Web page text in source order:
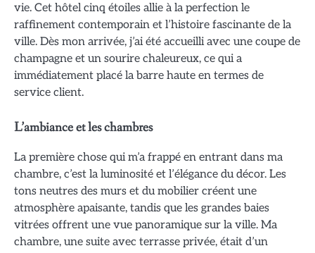
vie. Cet hôtel cinq étoiles allie à la perfection le
raffinement contemporain et l’histoire fascinante de la
ville. Dès mon arrivée, j’ai été accueilli avec une coupe de
champagne et un sourire chaleureux, ce qui a
immédiatement placé la barre haute en termes de
service client.
L’ambiance et les chambres
La première chose qui m’a frappé en entrant dans ma
chambre, c’est la luminosité et l’élégance du décor. Les
tons neutres des murs et du mobilier créent une
atmosphère apaisante, tandis que les grandes baies
vitrées offrent une vue panoramique sur la ville. Ma
chambre, une suite avec terrasse privée, était d’un